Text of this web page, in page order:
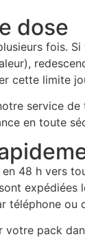
dose
fois.
cette limite
service
en toute
48 h vers
expédiées
téléphone ou
votre pack